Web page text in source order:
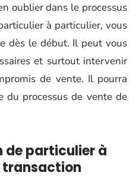
oublier dans le processus
à particulier, vous
dès le début. Il peut vous
et surtout intervenir
de vente. Il pourra
du processus de vente de
de particulier à
transaction